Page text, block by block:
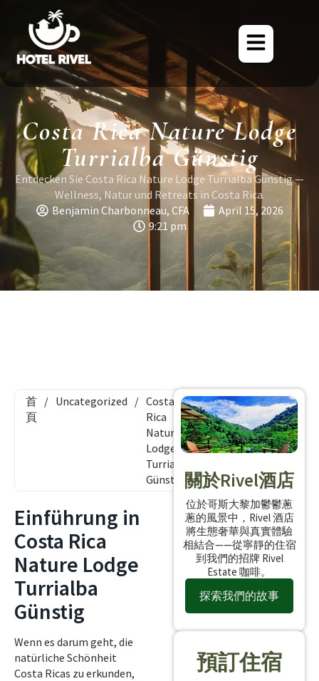
Costa Rica Nature Lodge
Turrialba Günstig
Entdecken Sie Costa Rica Nature Lodge Turrialba Günstig —
Wellness, Natur und Retreats in Costa Rica.
Benjamin Charbonneau, CFA
April 15, 2026
9:21 pm
首
頁
/ Uncategorized / Costa
Rica
Nature
Lodge
Turrialba
Günstig
Einführung in
Costa Rica
Nature Lodge
Turrialba
Günstig
Wenn es darum geht, die
natürliche Schönheit
Costa Ricas zu erkunden,
關於Rivel酒店
位於哥斯大黎加鬱鬱蔥
蔥的風景中，Rivel 酒店
將生態奢華與真實體驗
相結合——從寧靜的住宿
到我們的招牌 Rivel
Estate 咖啡。
探索我們的故事
預訂住宿